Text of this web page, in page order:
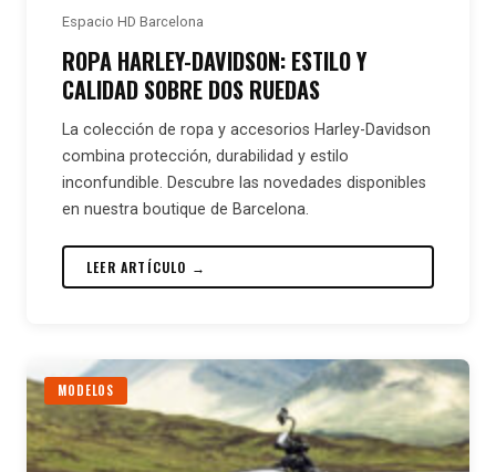
Espacio HD Barcelona
ROPA HARLEY-DAVIDSON: ESTILO Y
CALIDAD SOBRE DOS RUEDAS
La colección de ropa y accesorios Harley-Davidson
combina protección, durabilidad y estilo
inconfundible. Descubre las novedades disponibles
en nuestra boutique de Barcelona.
LEER ARTÍCULO →
MODELOS